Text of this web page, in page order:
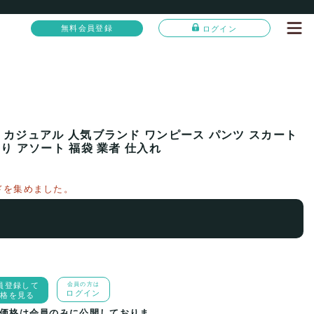
無料会員登録 ログイン
カジュアル 人気ブランド ワンピース パンツ スカート
アソート 福袋 業者 仕入れ
集めました。
登録して
を見る
会員の方は
ログイン